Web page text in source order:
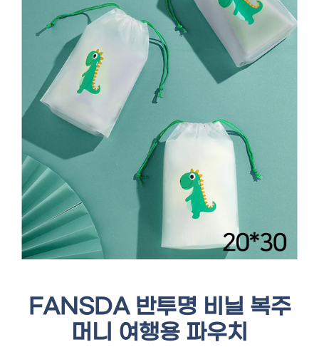
FANSDA 반투명 비닐 복주
머니 여행용 파우치